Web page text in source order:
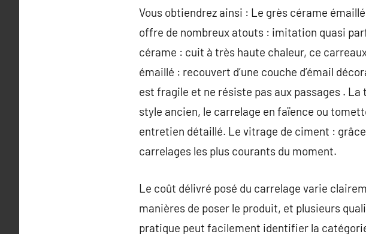
Vous obtiendrez ainsi : Le grès cérame
offre de nombreux atouts : imitation quasi
cérame : cuit à très haute chaleur, ce
émaillé : recouvert d’une couche d’émail
est fragile et ne résiste pas aux passages .
style ancien, le carrelage en faïence ou
entretien détaillé. Le vitrage de ciment :
carrelages les plus courants du moment.
Le coût délivré posé du carrelage varie
manières de poser le produit, et plusieurs
pratique peut facilement identifier la